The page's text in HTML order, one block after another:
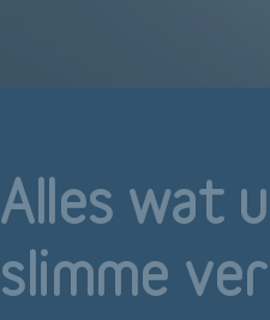
Alles wat
slimme